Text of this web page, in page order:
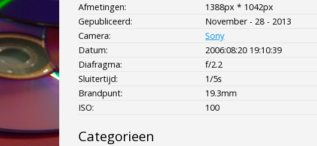
Afmetingen:
1388px * 1042px
Gepubliceerd:
November - 28 - 2013
Camera:
Sony
Datum:
2006:08:20 19:10:39
Diafragma:
f/2.2
Sluitertijd:
1/5s
Brandpunt:
19.3mm
ISO:
100
Categorieen